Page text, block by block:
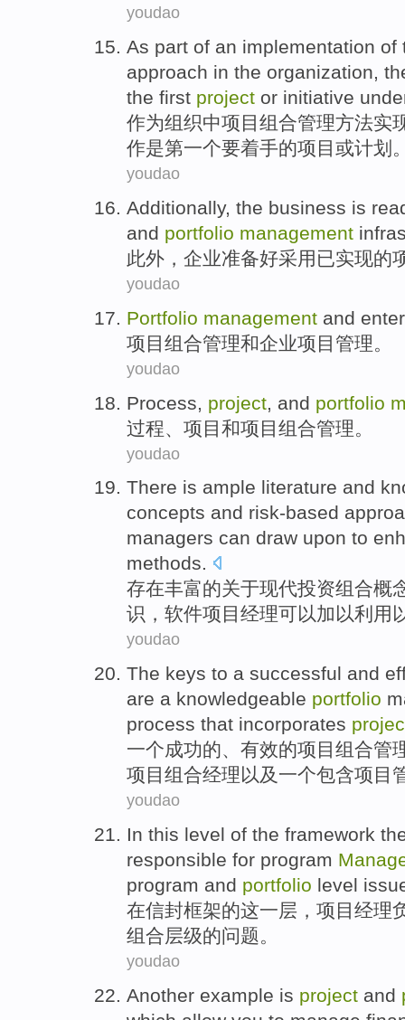
youdao
As part of an implementation of
approach in the organization,
the first project or initiative
作为组织中项目组合管理方法实
作是第一个要着手的项目或计划
youdao
Additionally, the business is
and portfolio management
此外 ， 企业准备好采用 已实现的
youdao
Portfolio management and
项目组合管理和企业项目 管理。
youdao
Process project and portfolio
过程
项目和项目组合管理 。
youdao
There is ample literature and
concepts and risk-based
managers can draw upon to
methods.
存在丰富的关于现代投资组合概
识 ， 软件项目经理可以加以利用
youdao
The keys to a successful and
are a knowledgeable portfolio
process that incorporates
一个成功的、 有效的项目组合管
项目组合经理 以及 一个包含项目
youdao
In this level of the framework
responsible for program
program and portfolio level
在信封框架的这一层 ， 项目经理
组合层级的问题。
youdao
Another example is project and